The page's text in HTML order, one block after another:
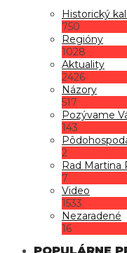
Historický
750
Regióny
1028
Aktuality
2426
Názory
517
Pozývame
143
2
Rad Martina
7
Video
1533
Nezaradené
16